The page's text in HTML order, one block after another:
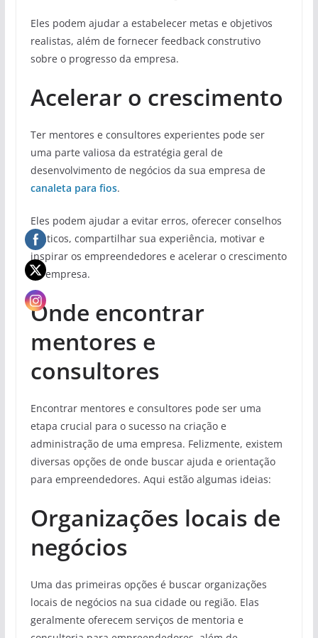
Eles podem ajudar a estabelecer metas e objetivos
realistas, além de fornecer feedback construtivo
sobre o progresso da empresa.
Acelerar o crescimento
Ter mentores e consultores experientes pode ser
uma parte valiosa da estratégia geral de
desenvolvimento de negócios da sua empresa de
canaleta para fios.
Eles podem ajudar a evitar erros, oferecer conselhos
práticos, compartilhar sua experiência, motivar e
inspirar os empreendedores e acelerar o crescimento
da empresa.
Onde encontrar
mentores e
consultores
Encontrar mentores e consultores pode ser uma
etapa crucial para o sucesso na criação e
administração de uma empresa. Felizmente, existem
diversas opções de onde buscar ajuda e orientação
para empreendedores. Aqui estão algumas ideias:
Organizações locais de
negócios
Uma das primeiras opções é buscar organizações
locais de negócios na sua cidade ou região. Elas
geralmente oferecem serviços de mentoria e